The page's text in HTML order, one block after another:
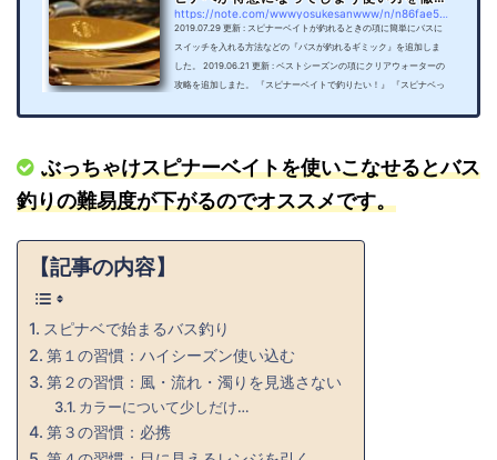
底...
2019.07.29 更新 : スピナーベイトが釣れるときの項に簡単にバスに
スイッチを入れる方法などの『バスが釣れるギミック』を追加しま
した。 2019.06.21 更新 : ベストシーズンの項にクリアウォーターの
攻略を追加しまた。 『スピナーベイトで釣りたい！』 『スピナベっ
ーベイトです。』と答えます。 でも、1番釣れなさそうな...
ぶっちゃけスピナーベイトを使いこなせるとバス
釣りの難易度が下がるのでオススメです。
【記事の内容】
スピナベで始まるバス釣り
第１の習慣：ハイシーズン使い込む
第２の習慣：風・流れ・濁りを見逃さない
カラーについて少しだけ…
第３の習慣：必携